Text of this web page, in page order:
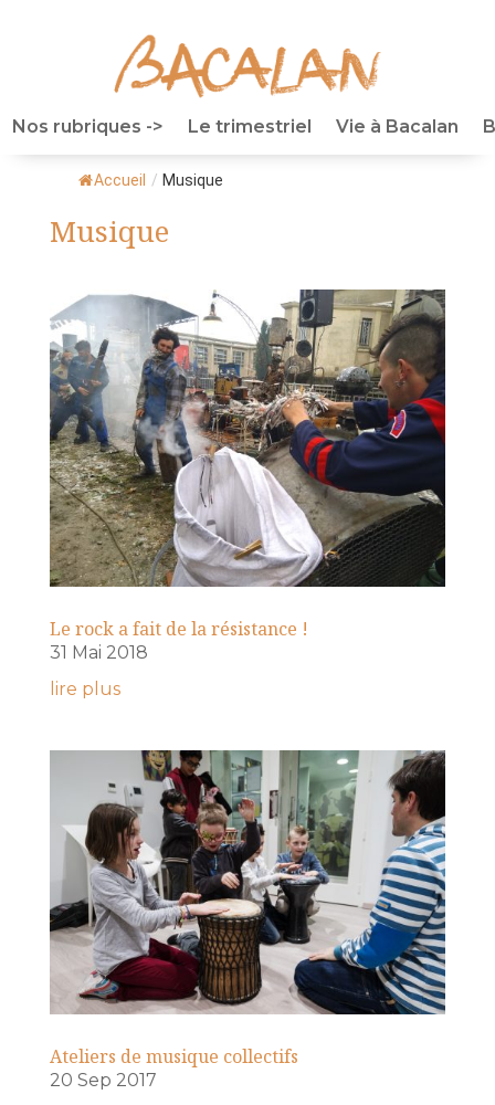
Nos rubriques -> Le trimestriel Vie à Bacalan
Accueil / Musique
Musique
Le rock a fait de la résistance !
31 Mai 2018
lire plus
Ateliers de musique collectifs
20 Sep 2017